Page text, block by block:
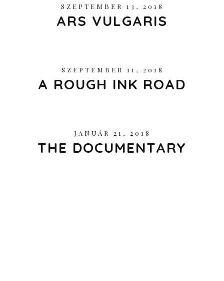
SZEPTEMBER 13, 2018
ARS VULGARIS
SZEPTEMBER 11, 2018
A ROUGH INK ROAD
JANUÁR 21, 2018
THE DOCUMENTARY